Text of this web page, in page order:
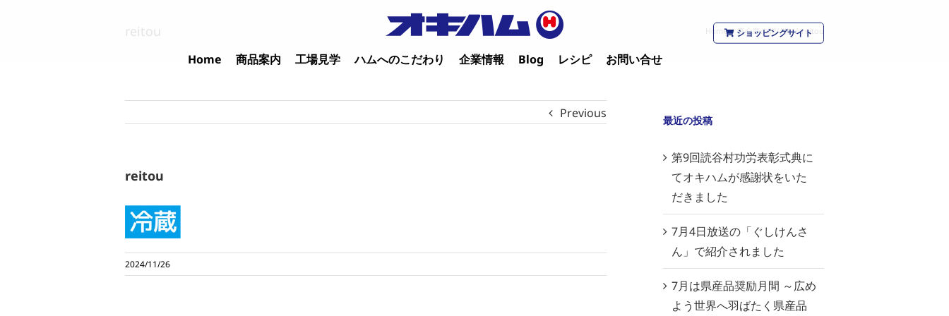
ショッピングサイト
Home 商品案内 工場見学 ハムへのこだわり 企業情報 Blog レシピ お問い合せ
reitou Home / 真心島の贈り物 / reitou
Previous
reitou
2024/11/26
最近の投稿
第9回読谷村功労表彰式典に
てオキハムが感謝状をいた
だきました
7月4日放送の「ぐしけんさ
ん」で紹介されました
7月は県産品奨励月間 ～広め
よう世界へ羽ばたく県産品